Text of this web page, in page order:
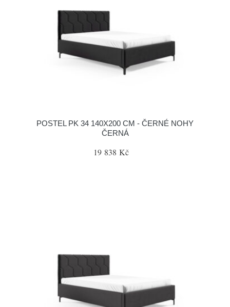
POSTEL PK 34 140X200 CM - ČERNÉ NOHY
ČERNÁ
19 838 Kč